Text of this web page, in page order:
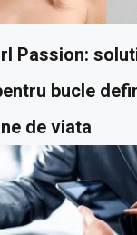
Passion:
bucle
de viata